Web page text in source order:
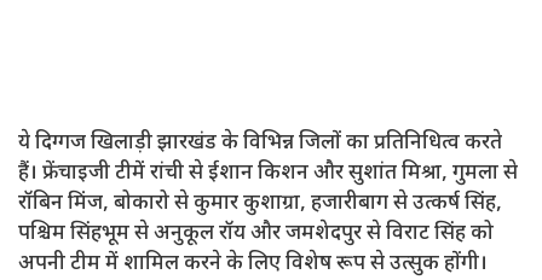
ये दिग्गज खिलाड़ी झारखंड के विभिन्न जिलों का प्रतिनिधित्व करते
हैं। फ्रेंचाइजी टीमें रांची से ईशान किशन और सुशांत मिश्रा, गुमला से
रॉबिन मिंज, बोकारो से कुमार कुशाग्रा, हजारीबाग से उत्कर्ष सिंह,
पश्चिम सिंहभूम से अनुकूल रॉय और जमशेदपुर से विराट सिंह को
अपनी टीम में शामिल करने के लिए विशेष रूप से उत्सुक होंगी।